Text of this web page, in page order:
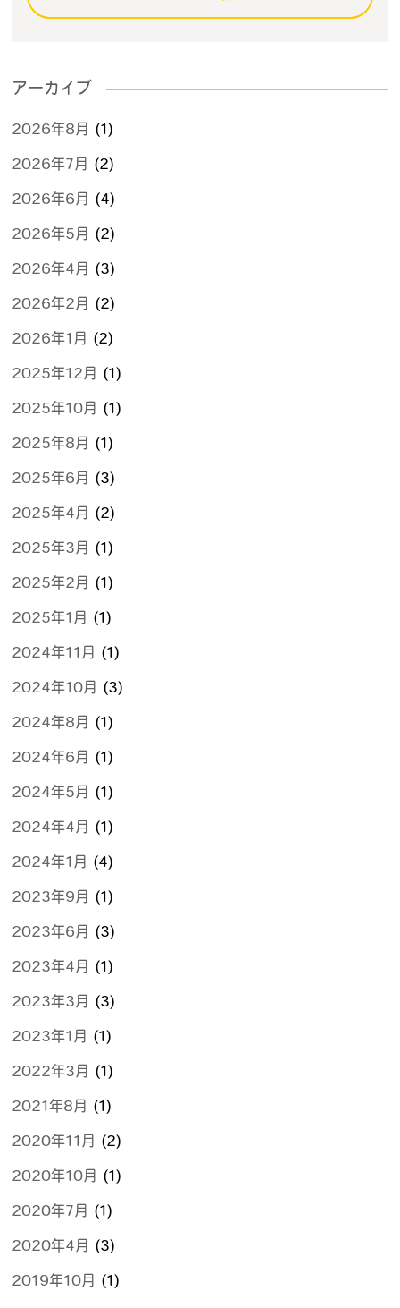
アーカイブ
2026年8月 (1)
2026年7月 (2)
2026年6月 (4)
2026年5月 (2)
2026年4月 (3)
2026年2月 (2)
2026年1月 (2)
2025年12月 (1)
2025年10月 (1)
2025年8月 (1)
2025年6月 (3)
2025年4月 (2)
2025年3月 (1)
2025年2月 (1)
2025年1月 (1)
2024年11月 (1)
2024年10月 (3)
2024年8月 (1)
2024年6月 (1)
2024年5月 (1)
2024年4月 (1)
2024年1月 (4)
2023年9月 (1)
2023年6月 (3)
2023年4月 (1)
2023年3月 (3)
2023年1月 (1)
2022年3月 (1)
2021年8月 (1)
2020年11月 (2)
2020年10月 (1)
2020年7月 (1)
2020年4月 (3)
2019年10月 (1)